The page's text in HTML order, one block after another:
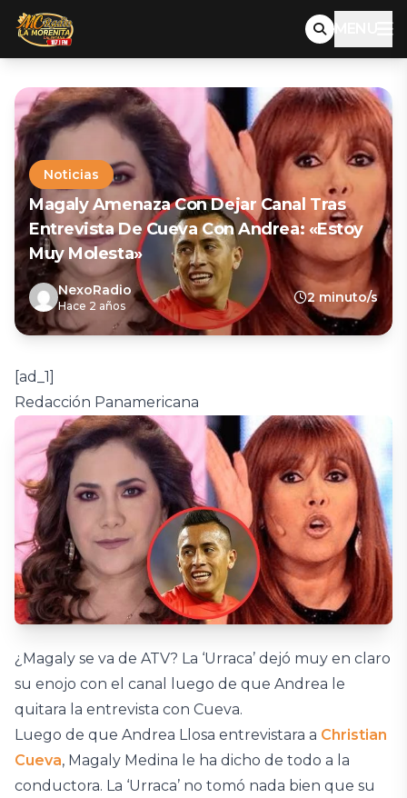
MENU
Noticias
Magaly Amenaza Con Dejar Canal Tras
Entrevista De Cueva Con Andrea: «Estoy
Muy Molesta»
NexoRadio
Hace 2 años
2 minuto/s
[ad_1]
Redacción Panamericana
¿Magaly se va de ATV? La ‘Urraca’ dejó muy en claro
su enojo con el canal luego de que Andrea le
quitara la entrevista con Cueva.
Luego de que Andrea Llosa entrevistara a Christian
Cueva, Magaly Medina le ha dicho de todo a la
conductora. La ‘Urraca’ no tomó nada bien que su